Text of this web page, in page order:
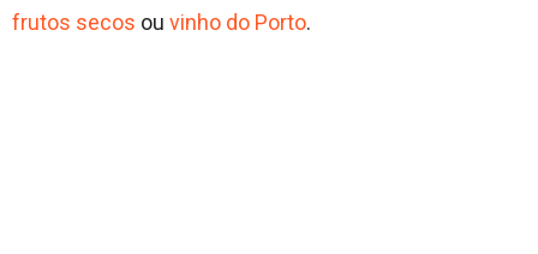
frutos secos ou vinho do Porto.